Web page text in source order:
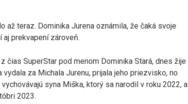
až teraz. Dominika Jurena oznámila, že čaká svoje
prekvapení zároveň.
čias SuperStar pod menom Dominika Stará, dnes žije
za Michala Jurenu, prijala jeho priezvisko, no
syna Miška, ktorý sa narodil v roku 2022, a
2023.